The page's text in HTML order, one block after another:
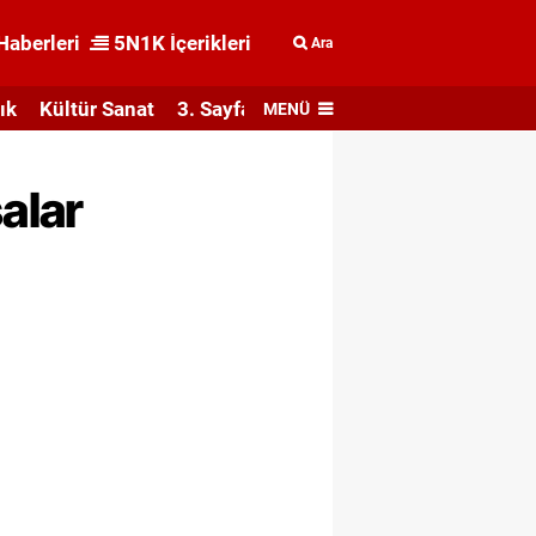
5N1K İçerikleri Ara
Kültür Sanat 3. Sayfa MENÜ